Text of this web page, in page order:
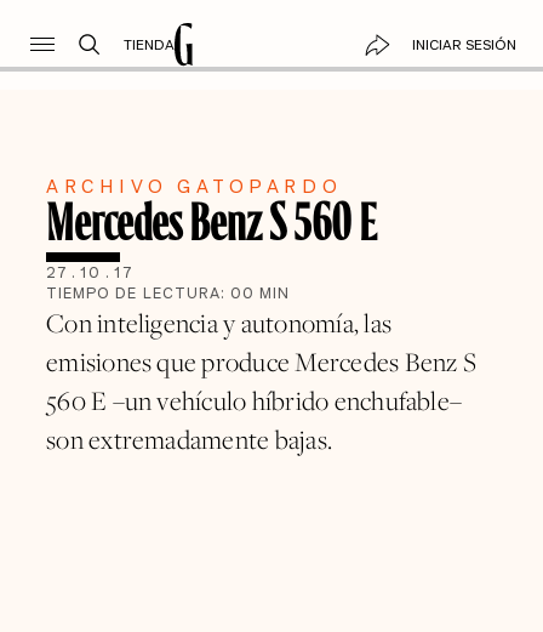
TIENDA INICIAR SESIÓN
ARCHIVO GATOPARDO
Mercedes Benz S 560 E
27 . 10 . 17
TIEMPO DE LECTURA: 00 MIN
Con inteligencia y autonomía, las
emisiones que produce Mercedes Benz S
560 E –un vehículo híbrido enchufable–
son extremadamente bajas.